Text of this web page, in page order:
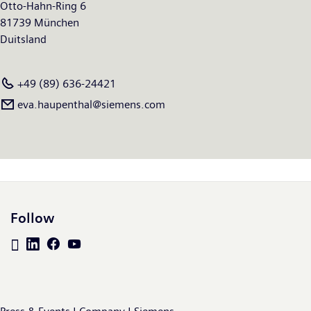
Otto-Hahn-Ring 6
81739 München
Duitsland
+49 (89) 636-24421
eva.haupenthal@siemens.com
Follow